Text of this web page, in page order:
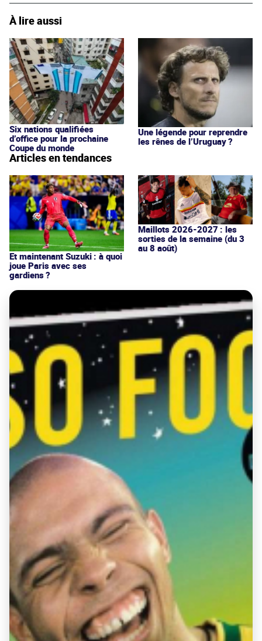
À lire aussi
Six nations qualifiées
d’office pour la prochaine
Coupe du monde
Une légende pour reprendre
les rênes de l’Uruguay ?
Articles en tendances
Et maintenant Suzuki : à quoi
joue Paris avec ses
gardiens ?
Maillots 2026-2027 : les
sorties de la semaine (du 3
au 8 août)